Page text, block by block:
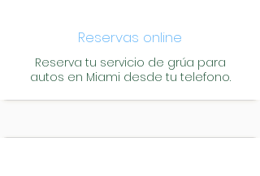
Reservas online
Reserva tu servicio de grúa para
autos en Miami desde tu telefono.